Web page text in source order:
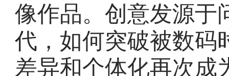
像作品。创意发源于
代，如何突破被数码
差异和个体化再次成